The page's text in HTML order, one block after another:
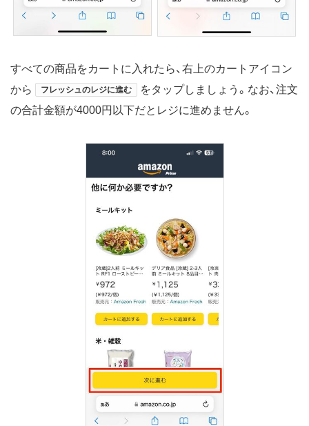
すべての商品をカートに入れたら、右上のカートアイコン
から
フレッシュのレジに進む
をタップしましょう。なお、注文
の合計金額が4000円以下だとレジに進めません。